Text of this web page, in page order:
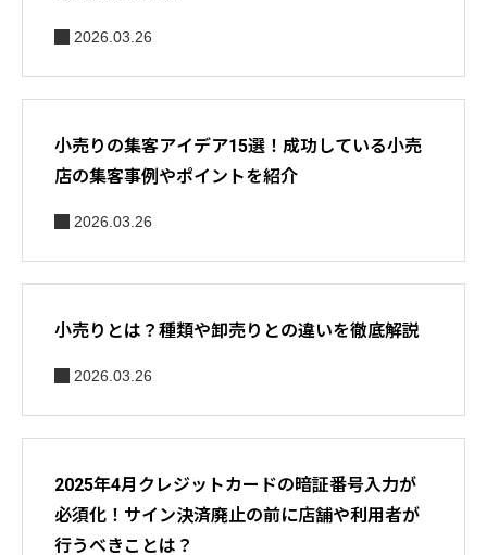
2026.03.26
小売りの集客アイデア15選！成功している小売
店の集客事例やポイントを紹介
2026.03.26
小売りとは？種類や卸売りとの違いを徹底解説
2026.03.26
2025年4月クレジットカードの暗証番号入力が
必須化！サイン決済廃止の前に店舗や利用者が
行うべきことは？